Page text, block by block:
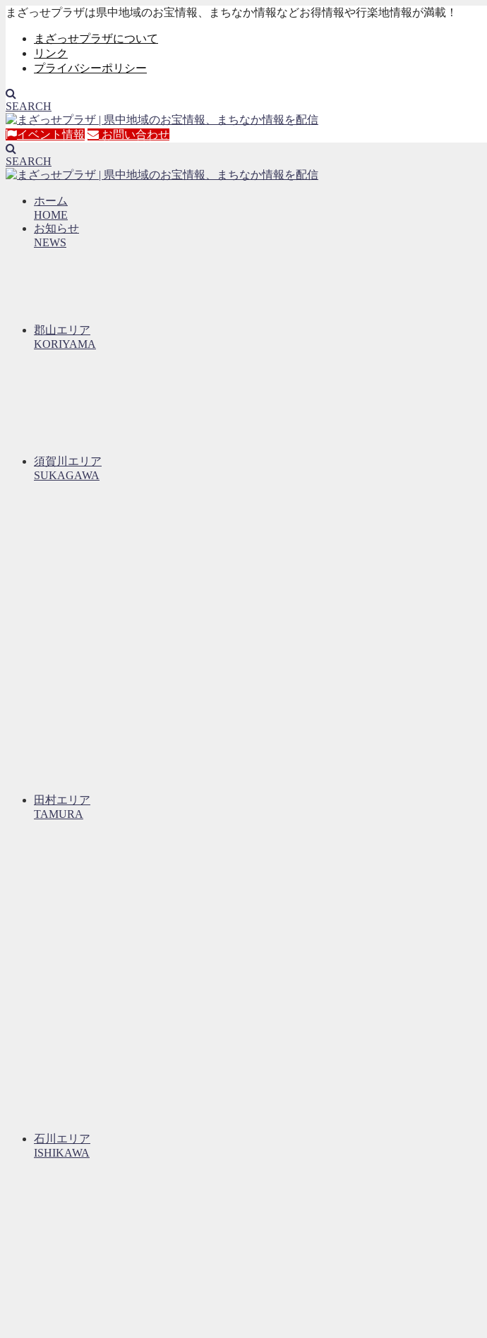
まざっせプラザは県中地域のお宝情報、まちなか情報などお得情報や行楽地情報が満載！
まざっせプラザについて
リンク
プライバシーポリシー
SEARCH
イベント情報 お問い合わせ
SEARCH
ホーム
HOME
お知らせ
NEWS
郡山エリア
KORIYAMA
須賀川エリア
SUKAGAWA
田村エリア
TAMURA
石川エリア
ISHIKAWA